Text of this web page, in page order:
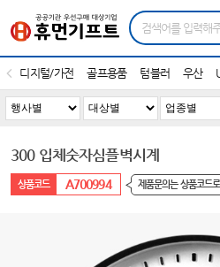
디지털/가전 골프용품 텀블러 우산
300 입체숫자심플벽시계
A700994 제품문의는 상품코드